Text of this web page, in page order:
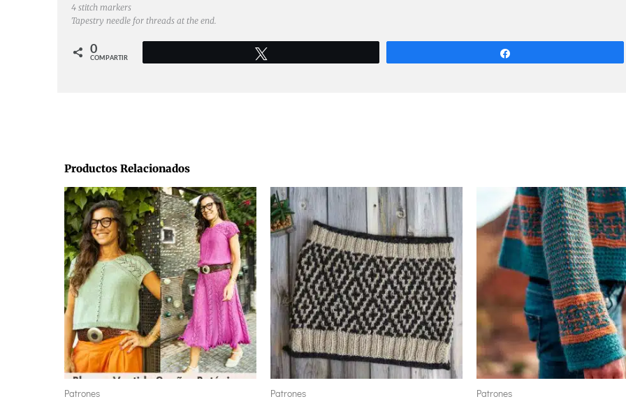
4 stitch markers
Tapestry needle for threads at the end.
0
COMPARTIR
Productos Relacionados
Patrones Patrones Patrones